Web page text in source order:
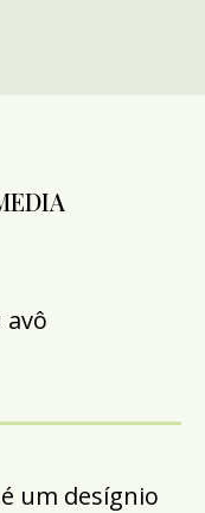
um desígnio